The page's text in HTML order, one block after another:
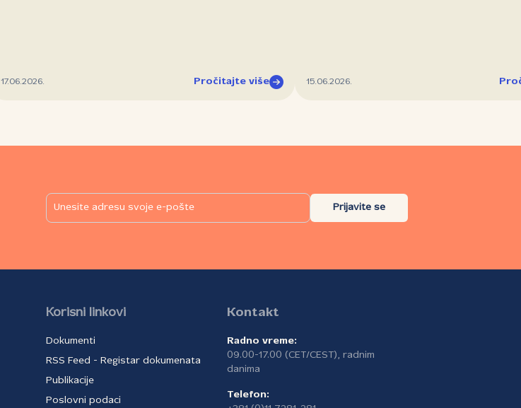
17.06.2026. Pročitajte više 15.06.2026.
Prijavite se
Korisni linkovi
Dokumenti
RSS Feed - Registar dokumenata
Publikacije
Poslovni podaci
Kontakt
Radno vreme:
09.00-17.00 (CET/CEST), radnim
danima
Telefon: